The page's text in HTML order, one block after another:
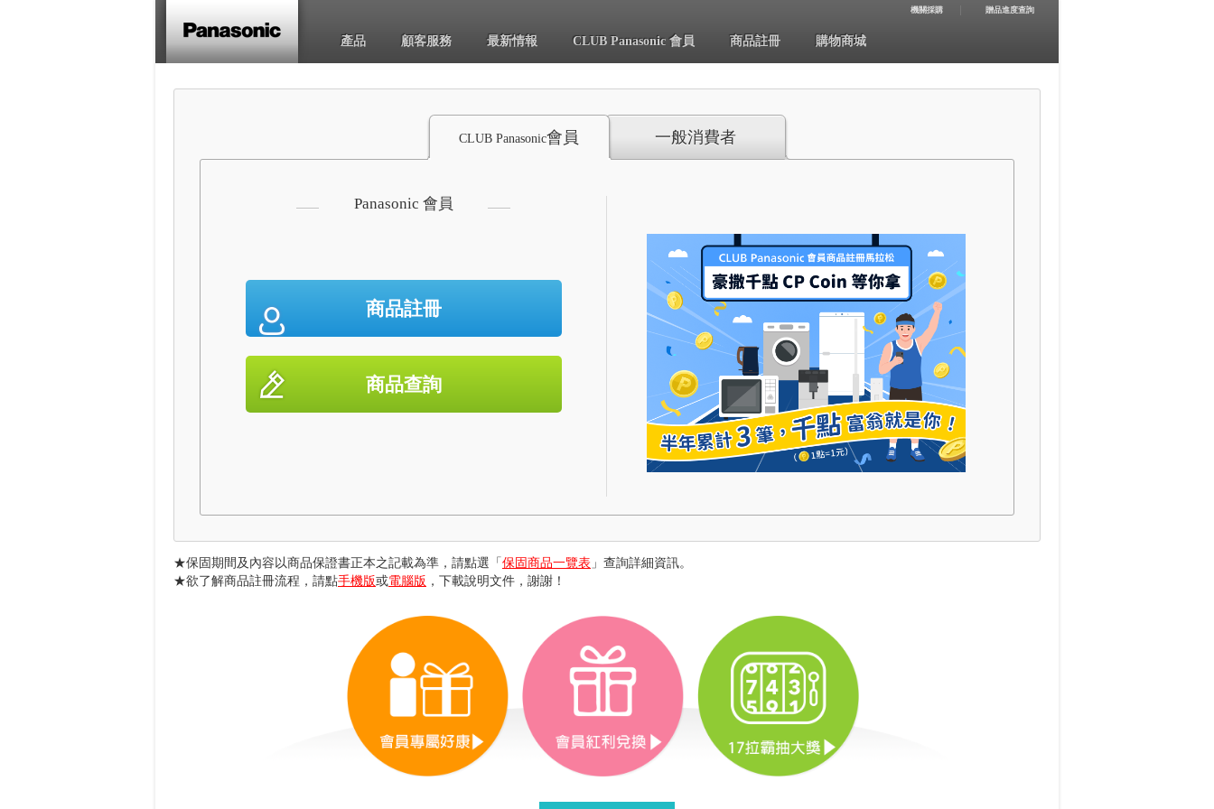
產品 顧客服務 最新情報 CLUB Panasonic 會員 商品註冊 購物商城
機關採購 贈品進度查詢
CLUB Panasonic會員 一般消費者
Panasonic 會員
商品註冊
商品查詢
保固期間及內容以商品保證書正本之記載為準，請點選「 保固商品一覽表 」查詢詳細資訊。
欲了解商品註冊流程，請點手機版或電腦版 ，下載說明文件，謝謝！